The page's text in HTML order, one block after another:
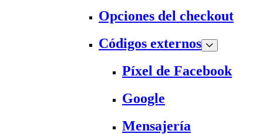
Opciones del checkout
Códigos externos
Píxel de Facebook
Google
Mensajería